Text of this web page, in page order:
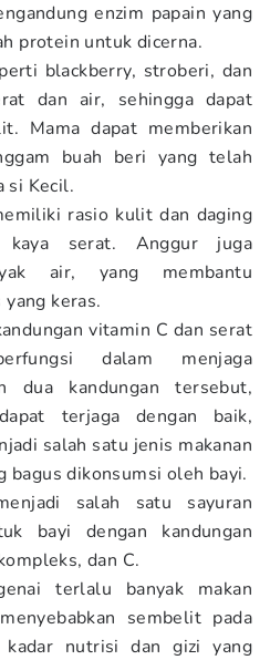
enzim papain yang
protein untuk dicerna.
blackberry, stroberi, dan
dan air, sehingga dapat
Mama dapat memberikan
buah beri yang telah
si Kecil.
rasio kulit dan daging
serat. Anggur juga
air, yang membantu
keras.
vitamin C dan serat
dalam menjaga
dua kandungan tersebut,
terjaga dengan baik,
salah satu jenis makanan
bagus dikonsumsi oleh bayi.
salah satu sayuran
bayi dengan kandungan
dan C.
terlalu banyak makan
sembelit pada
kadar nutrisi dan gizi yang